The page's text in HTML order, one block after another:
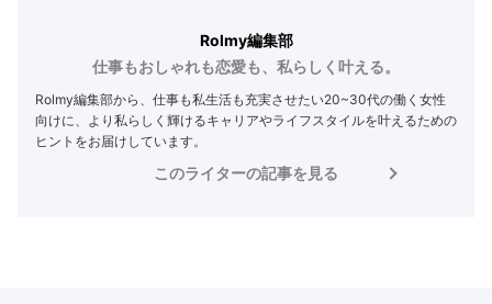
Rolmy編集部
仕事もおしゃれも恋愛も、私らしく叶える。
Rolmy編集部から、仕事も私生活も充実させたい20~30代の働く女性
向けに、より私らしく輝けるキャリアやライフスタイルを叶えるための
ヒントをお届けしています。
このライターの記事を見る